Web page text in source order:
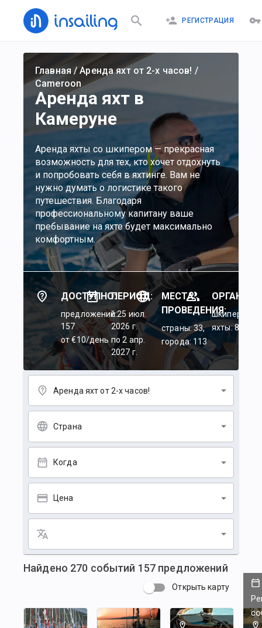
РЕГИСТРАЦИЯ
Главная /Аренда яхт от 2-х часов! /
Cameroon
Аренда яхт в
Камеруне
Аренда яхты со шкипером — прекрасная
возможность для тех, кто хочет отдохнуть
и попробовать себя в яхтинге. Вам не
нужно думать о логистике такого
путешествия. Благодаря
профессиональному капитану ваше
пребывание на яхте будет максимально
комфортным.
ДОСТУПНО:
предложений:
157
от €10/день
ПЕРИОД:
c 25 июл.
2026 г.
по 2 апр.
2027 г.
МЕСТА
ПРОВЕДЕНИЯ:
страны: 33,
города: 113
шкиперы: 45,
яхты: 84
Аренда яхт от 2-х часов!
Страна
Когда
Цена
Найдено 270 событий 157 предложений
Открыть карту